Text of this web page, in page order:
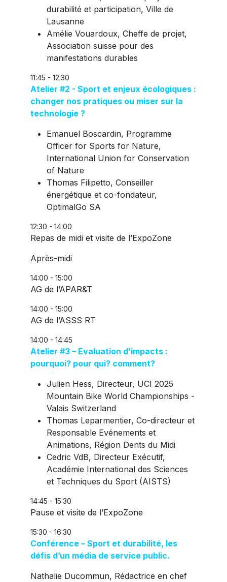
durabilité et participation, Ville de
Lausanne
Amélie Vouardoux, Cheffe de projet,
Association suisse pour des
manifestations durables
11:45 - 12:30
Atelier #2 - Sport et enjeux écologiques :
changer nos pratiques ou miser sur la
technologie ?
Emanuel Boscardin, Programme
Officer for Sports for Nature,
International Union for Conservation
of Nature
Thomas Filipetto, Conseiller
énergétique et co-fondateur,
OptimalGo SA
12:30 - 14:00
Repas de midi et visite de l’ExpoZone
Après-midi
14:00 - 15:00
AG de l’APAR&T
14:00 - 15:00
AG de l’ASSS RT
14:00 - 14:45
Atelier #3 – Evaluation d’impacts :
pourquoi? pour qui? comment?
Julien Hess, Directeur, UCI 2025
Mountain Bike World Championships -
Valais Switzerland
Thomas Leparmentier, Co-directeur et
Responsable Evénements et
Animations, Région Dents du Midi
Cedric VdB, Directeur Exécutif,
Académie International des Sciences
et Techniques du Sport (AISTS)
14:45 - 15:30
Pause et visite de l’ExpoZone
15:30 - 16:30
Conférence – Sport et durabilité, les
défis d’un média de service public.
Nathalie Ducommun, Rédactrice en chef